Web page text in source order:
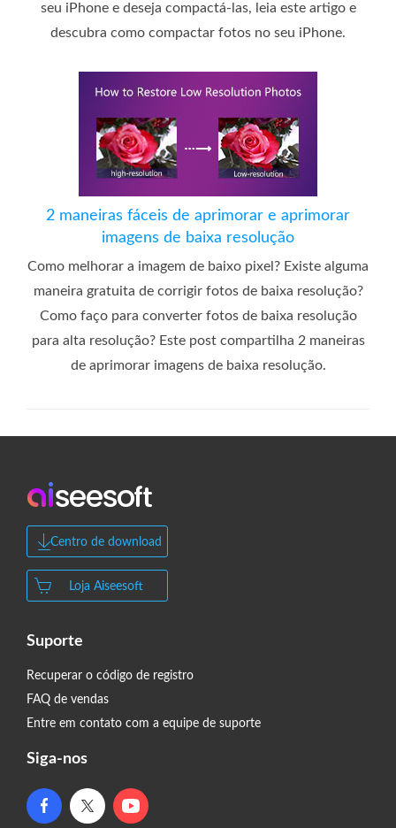
seu iPhone e deseja compactá-las, leia este artigo e
descubra como compactar fotos no seu iPhone.
2 maneiras fáceis de aprimorar e aprimorar
imagens de baixa resolução
Como melhorar a imagem de baixo pixel? Existe alguma
maneira gratuita de corrigir fotos de baixa resolução?
Como faço para converter fotos de baixa resolução
para alta resolução? Este post compartilha 2 maneiras
de aprimorar imagens de baixa resolução.
Centro de download
Loja Aiseesoft
Suporte
Recuperar o código de registro
FAQ de vendas
Entre em contato com a equipe de suporte
Siga-nos